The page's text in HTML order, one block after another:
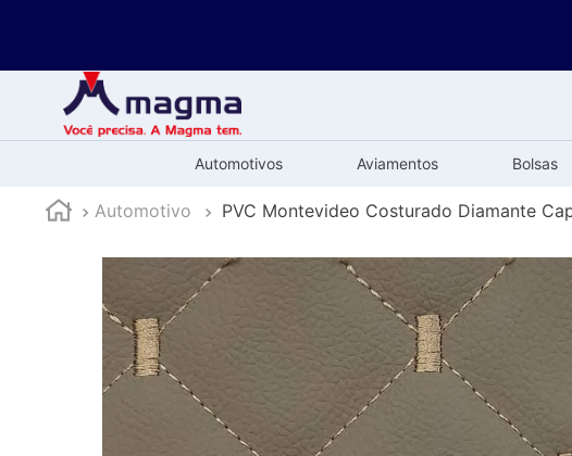
Automotivos Aviamentos Bolsas
Automotivo PVC Montevideo Costurado Diamante